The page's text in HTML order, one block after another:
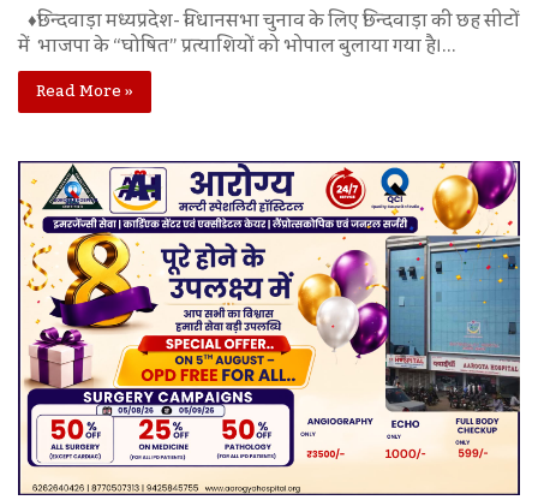
♦छिन्दवाड़ा मध्यप्रदेश- विधानसभा चुनाव के लिए छिन्दवाड़ा की छह सीटों
में भाजपा के “घोषित” प्रत्याशियों को भोपाल बुलाया गया है।…
Read More »